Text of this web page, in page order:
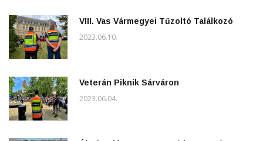
VIII. Vas Vármegyei Tűzoltó Találkozó
2023.06.10.
Veterán Piknik Sárváron
2023.06.04.